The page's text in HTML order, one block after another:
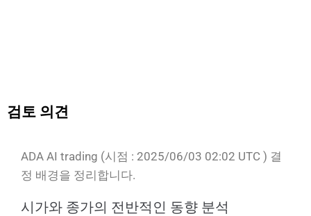
검토 의견
ADA AI trading (시점 : 2025/06/03 02:02 UTC ) 결
정 배경을 정리합니다.
시가와 종가의 전반적인 동향 분석